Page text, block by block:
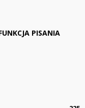
PISANIA